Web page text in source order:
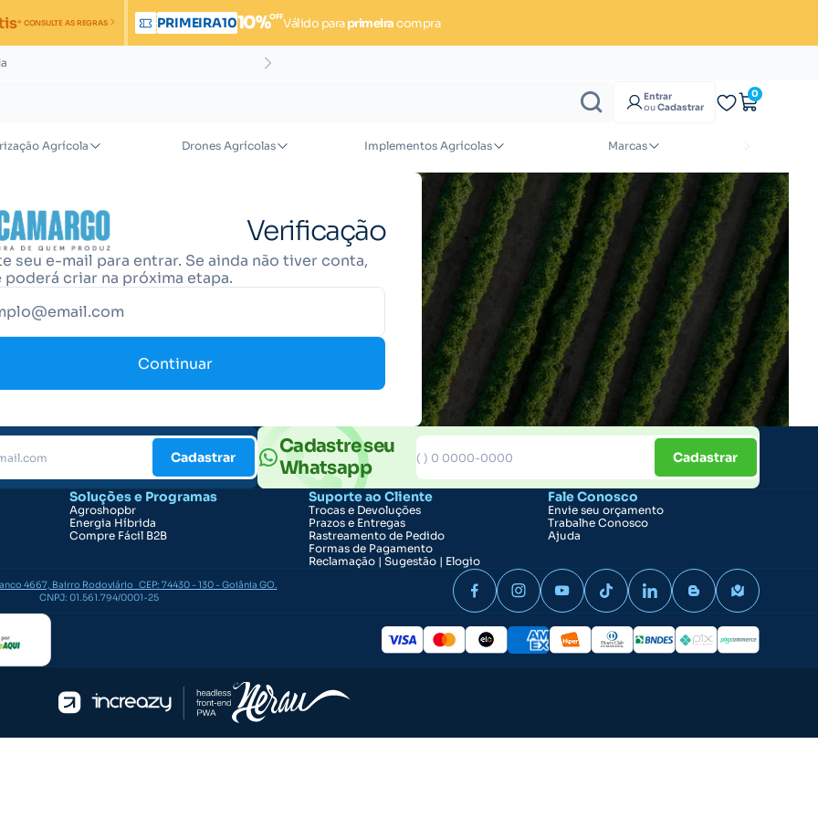
* CONSULTE AS REGRAS PRIMEIRA1010%OFFVálido paraprimeiracompra
Entrar
ouCadastrar
0
Agrícola Drones Agrícolas Implementos Agrícolas Marcas
Verificação
seu e-mail para entrar. Se ainda não tiver conta,
poderá criar na próxima etapa.
Continuar
Cadastrar
Cadastre seu
Whatsapp
Cadastrar
Soluções e Programas
Agroshopbr
Energia Híbrida
Compre Fácil B2B
Suporte ao Cliente
Trocas e Devoluções
Prazos e Entregas
Rastreamento de Pedido
Formas de Pagamento
Reclamação | Sugestão | Elogio
Fale Conosco
Envie seu orçamento
Trabalhe Conosco
Ajuda
4667, Bairro Rodoviário CEP: 74430 - 130 - Goiânia GO.
CNPJ: 01.561.794/0001-25